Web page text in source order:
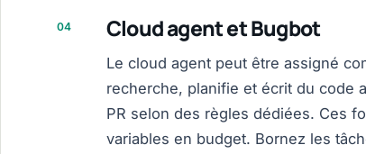
04 Cloud agent et Bugbot
Le cloud agent peut être assigné
recherche, planifie et écrit du code
PR selon des règles dédiées. Ces
variables en budget. Bornez les